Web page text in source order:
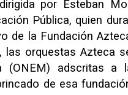
por Esteban
Pública, quien
de la Fundación
las orquestas Azteca
(ONEM) adscritas a
de esa